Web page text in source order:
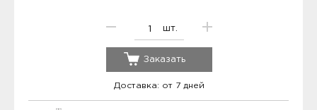
шт.
Заказать
Доставка: от 7 дней